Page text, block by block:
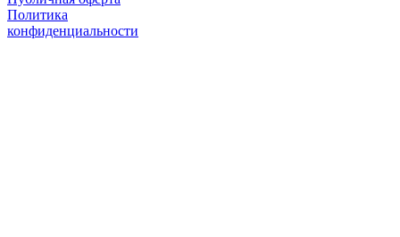
Политика
конфиденциальности